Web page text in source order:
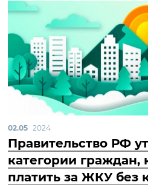
02.05 2024
Правительство РФ
категории граждан,
платить за ЖКУ без